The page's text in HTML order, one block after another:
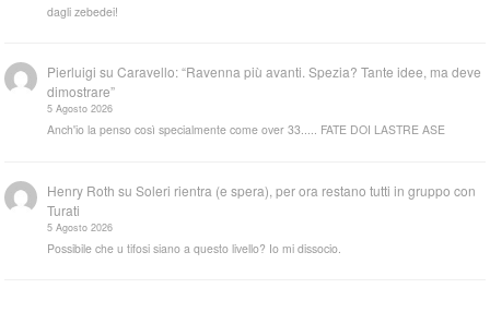
dagli zebedei!
Pierluigi suCaravello: “Ravenna più avanti. Spezia? Tante idee, ma deve
dimostrare”
5 Agosto 2026
Anch'io la penso così specialmente come over 33..... FATE DOI LASTRE ASE
Henry Roth suSoleri rientra (e spera), per ora restano tutti in gruppo con
Turati
5 Agosto 2026
Possibile che u tifosi siano a questo livello? Io mi dissocio.